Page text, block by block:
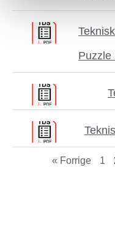
Puzzle
« Forrige 1